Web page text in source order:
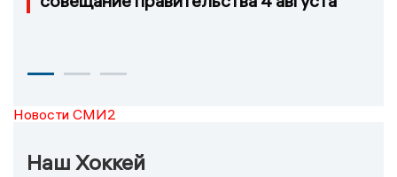
Новости СМИ2
Наш Хоккей